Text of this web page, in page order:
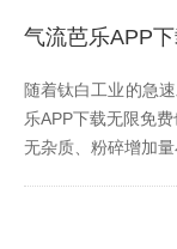
气流芭乐APP
随着钛白工业的急速
乐APP下载无限免费
无杂质、粉碎增